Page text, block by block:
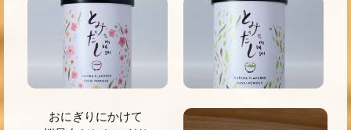
おにぎりにかけて